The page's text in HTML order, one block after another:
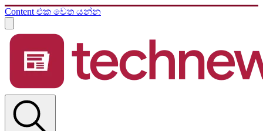
Content එක වෙත යන්න